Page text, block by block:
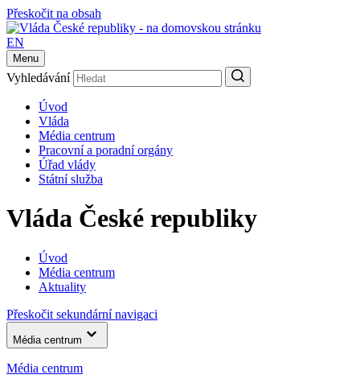
Přeskočit na obsah
EN
Menu
Vyhledávání
Úvod
Vláda
Média centrum
Pracovní a poradní orgány
Úřad vlády
Státní služba
Vláda České republiky
Úvod
Média centrum
Aktuality
Přeskočit sekundární navigaci
Média centrum
Média centrum